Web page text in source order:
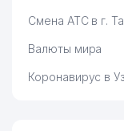
Смена АТС в г.
Валюты мира
Коронавирус в